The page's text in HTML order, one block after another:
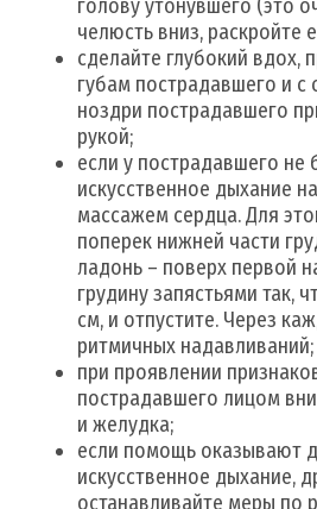
голову утонувшего (это
челюсть вниз, раскройте
сделайте глубокий вдох,
губам пострадавшего и с
ноздри пострадавшего
рукой;
если у пострадавшего не
искусственное дыхание
массажем сердца. Для
поперек нижней части
ладонь – поверх первой
грудину запястьями так,
см, и отпустите. Через
ритмичных надавливаний;
при проявлении
пострадавшего лицом
и желудка;
если помощь оказывают
искусственное дыхание,
останавливайте меры по